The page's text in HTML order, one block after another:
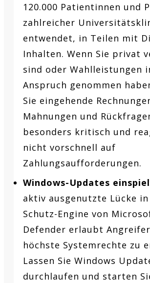
120.000 Patientinnen und
zahlreicher
entwendet, in Teilen mit
Inhalten. Wenn Sie privat
sind oder Wahlleistungen
Anspruch genommen
Sie eingehende
Mahnungen und
besonders kritisch und
nicht vorschnell auf
Zahlungsaufforderungen.
Windows-Updates
aktiv ausgenutzte Lücke
Schutz-Engine von
Defender erlaubt
höchste Systemrechte zu
Lassen Sie Windows
durchlaufen und starten